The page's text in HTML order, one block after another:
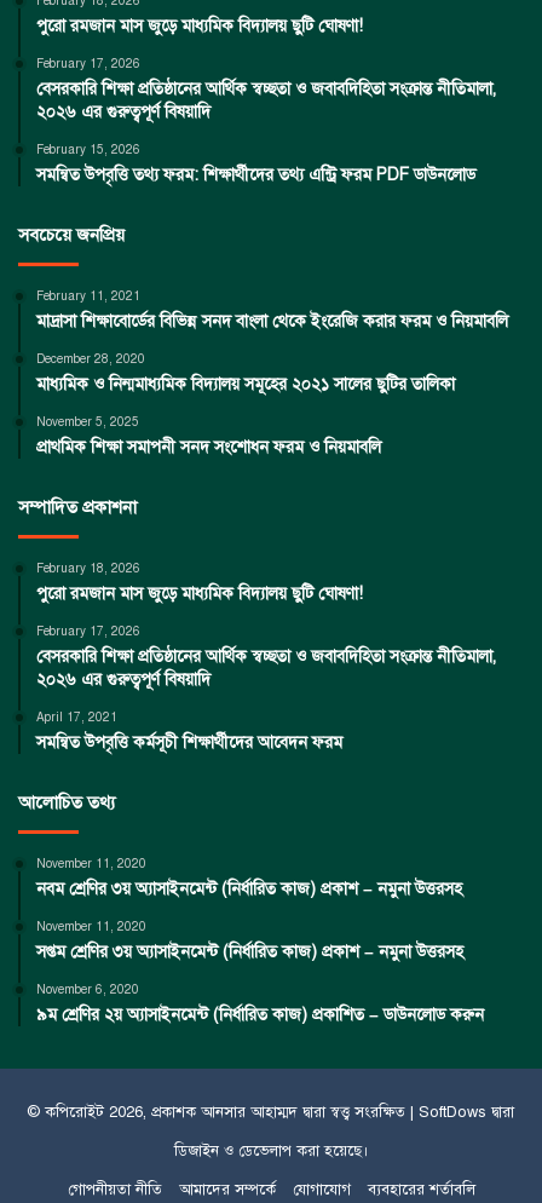
পুরো রমজান মাস জুড়ে মাধ্যমিক বিদ্যালয় ছুটি ঘোষণা!
February 17, 2026
বেসরকারি শিক্ষা প্রতিষ্ঠানের আর্থিক স্বচ্ছতা ও জবাবদিহিতা সংক্রান্ত নীতিমালা,
২০২৬ এর গুরুত্বপূর্ণ বিষয়াদি
February 15, 2026
সমন্বিত উপবৃত্তি তথ্য ফরম: শিক্ষার্থীদের তথ্য এন্ট্রি ফরম PDF ডাউনলোড
সবচেয়ে জনপ্রিয়
February 11, 2021
মাদ্রাসা শিক্ষাবোর্ডের বিভিন্ন সনদ বাংলা থেকে ইংরেজি করার ফরম ও নিয়মাবলি
December 28, 2020
মাধ্যমিক ও নিন্মমাধ্যমিক বিদ্যালয় সমূহের ২০২১ সালের ছুটির তালিকা
November 5, 2025
প্রাথমিক শিক্ষা সমাপনী সনদ সংশোধন ফরম ও নিয়মাবলি
সম্পাদিত প্রকাশনা
February 18, 2026
পুরো রমজান মাস জুড়ে মাধ্যমিক বিদ্যালয় ছুটি ঘোষণা!
February 17, 2026
বেসরকারি শিক্ষা প্রতিষ্ঠানের আর্থিক স্বচ্ছতা ও জবাবদিহিতা সংক্রান্ত নীতিমালা,
২০২৬ এর গুরুত্বপূর্ণ বিষয়াদি
April 17, 2021
সমন্বিত উপবৃত্তি কর্মসূচী শিক্ষার্থীদের আবেদন ফরম
আলোচিত তথ্য
November 11, 2020
নবম শ্রেণির ৩য় অ্যাসাইনমেন্ট (নির্ধারিত কাজ) প্রকাশ – নমুনা উত্তরসহ
November 11, 2020
সপ্তম শ্রেণির ৩য় অ্যাসাইনমেন্ট (নির্ধারিত কাজ) প্রকাশ – নমুনা উত্তরসহ
November 6, 2020
৯ম শ্রেণির ২য় অ্যাসাইনমেন্ট (নির্ধারিত কাজ) প্রকাশিত – ডাউনলোড করুন
© কপিরােইট 2026, প্রকাশকআনসার আহাম্মদদ্বারা স্বত্ত্ব সংরক্ষিত | SoftDows দ্বারা
ডিজাইন ও ডেভেলাপ করা হয়েছে।
গোপনীয়তা নীতি
আমাদের সম্পর্কে যোগাযোগ ব্যবহারের শর্তাবলি